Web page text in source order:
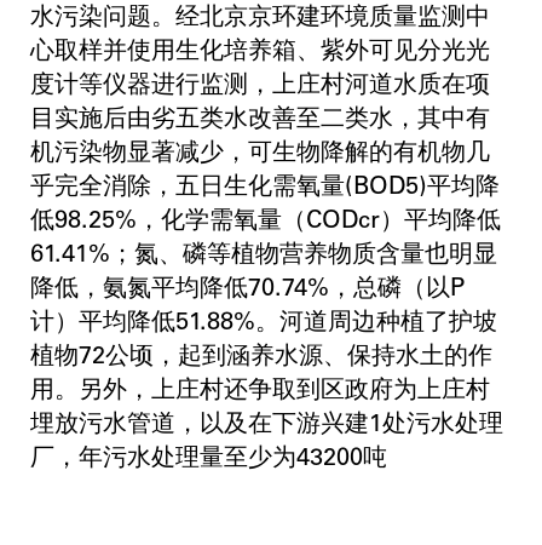
水污染问题。经北京京环建环境质量监测中
心取样并使用生化培养箱、紫外可见分光光
度计等仪器进行监测，上庄村河道水质在项
目实施后由劣五类水改善至二类水，其中有
机污染物显著减少，可生物降解的有机物几
乎完全消除，五日生化需氧量(BOD5)平均降
低98.25%，化学需氧量（CODcr）平均降低
61.41%；氮、磷等植物营养物质含量也明显
降低，氨氮平均降低70.74%，总磷（以P
计）平均降低51.88%。河道周边种植了护坡
植物72公顷，起到涵养水源、保持水土的作
用。另外，上庄村还争取到区政府为上庄村
埋放污水管道，以及在下游兴建1处污水处理
厂，年污水处理量至少为43200吨